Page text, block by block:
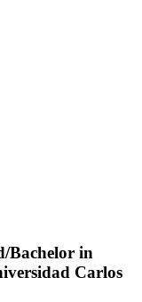
Bachelor in
Carlos